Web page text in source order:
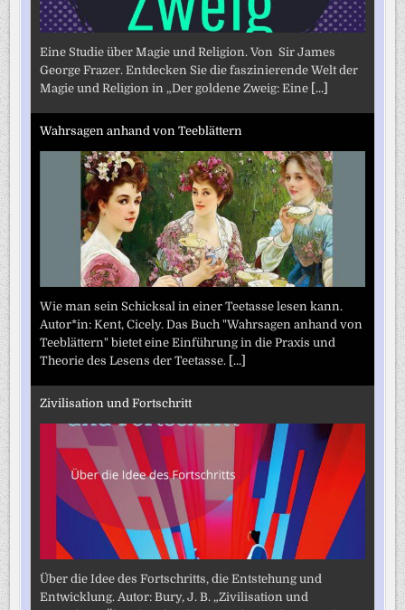
Eine Studie über Magie und Religion. Von Sir James
George Frazer. Entdecken Sie die faszinierende Welt der
Magie und Religion in „Der goldene Zweig: Eine [...]
Wahrsagen anhand von Teeblättern
Wie man sein Schicksal in einer Teetasse lesen kann.
Autor*in: Kent, Cicely. Das Buch "Wahrsagen anhand von
Teeblättern" bietet eine Einführung in die Praxis und
Theorie des Lesens der Teetasse. [...]
Zivilisation und Fortschritt
Über die Idee des Fortschritts, die Entstehung und
Entwicklung. Autor: Bury, J. B. „Zivilisation und